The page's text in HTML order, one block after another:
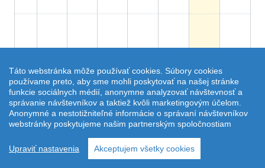
Táto webstránka môže používať cookies. Súbory cookies
používame preto, aby sme mohli poskytovať na našej stránke
funkcie sociálnych médií, anonymne analyzovať návštevnosť a
správanie návštevníkov a taktiež kvôli marketingovým účelom.
Anonymné a nestotižniteľné informácie o správaní návštevníkov
webstránky poskytujeme našim partnerským spoločnostiam
Upraviť nastavenia Akceptujem všetky cookies